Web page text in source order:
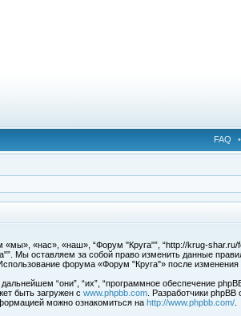
FAQ •
«нас», «наш», “Форум "Круга"”, “http://krug-
Мы оставляем за собой право изменить данные
форума «Форум "Круга"» после
“они”, “их”, “программное обеспечение
быть загружен с www.phpbb.com . Разработчики
можно ознакомиться на http://www.phpbb.com/